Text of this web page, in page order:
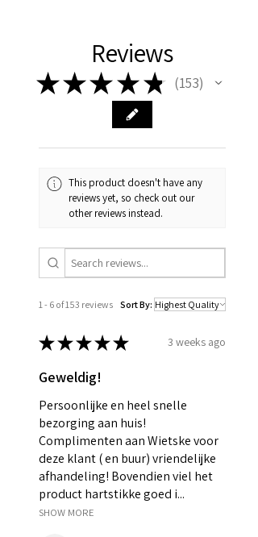
Reviews
★★★ ★ ★ 153
153
This product doesn't have any
reviews yet, so check out our
other reviews instead.
1 - 6 of 153 reviews Sort By:
★★★★★ 3 weeks ago
Geweldig!
Persoonlijke en heel snelle
bezorging aan huis!
Complimenten aan Wietske voor
deze klant ( en buur) vriendelijke
afhandeling! Bovendien viel het
product hartstikke goed i...
SHOW MORE